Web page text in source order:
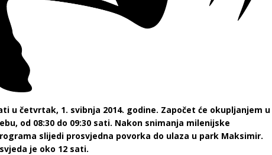
u četvrtak, 1. svibnja 2014. godine. Započet će okupljanjem u
od 08:30 do 09:30 sati. Nakon snimanja milenijske
slijedi prosvjedna povorka do ulaza u park Maksimir.
je oko 12 sati.